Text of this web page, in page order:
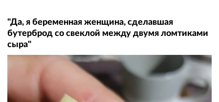
"Да, я беременная женщина, сделавшая
бутерброд со свеклой между двумя ломтиками
сыра"